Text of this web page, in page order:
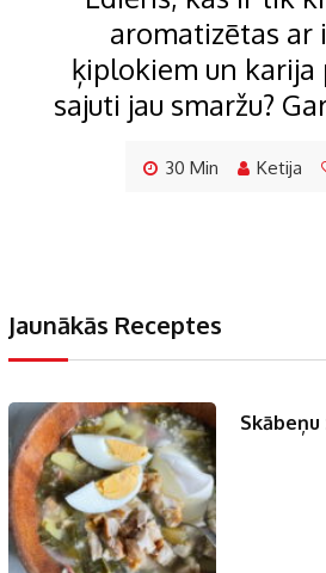
aromatizētas ar
ķiplokiem un karija
sajuti jau smaržu?
30 Min Ketija
Jaunākās Receptes
Skābeņu